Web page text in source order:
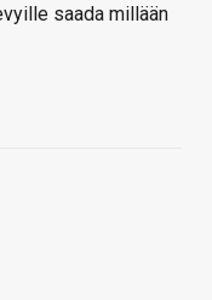
saada millään